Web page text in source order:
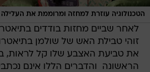
הטכנולוגיה עוזרת למחזה ומרוממת את העלילה
לאחר שביים מחזות בודדים
זוהי טבילת האש של שולמן
את טביעת האצבע שלו קל לראות,
הראשונה  והדברים הללו אינם